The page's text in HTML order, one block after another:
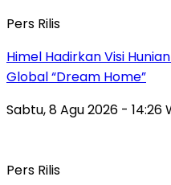
Pers Rilis
Himel Hadirkan Visi
Global “Dream Home”
Sabtu, 8 Agu 2026 - 14:26
Pers Rilis